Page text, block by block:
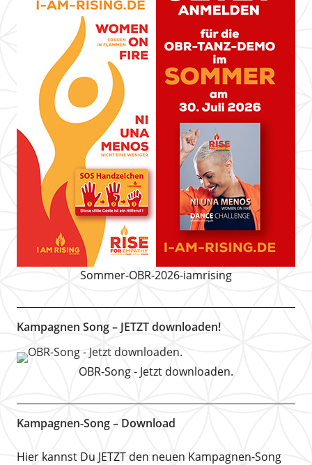
Sommer-OBR-2026-iamrising
Kampagnen Song – JETZT downloaden!
OBR-Song - Jetzt downloaden.
Kampagnen-Song – Download
Hier kannst Du JETZT den neuen Kampagnen-Song